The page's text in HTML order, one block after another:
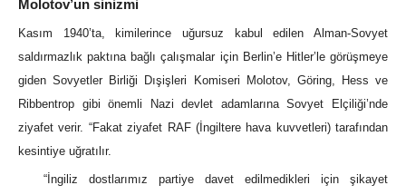
Molotov’un sinizmi
Kasım 1940’ta, kimilerince uğursuz kabul edilen Alman-Sovyet
saldırmazlık paktına bağlı çalışmalar için Berlin’e Hitler’le görüşmeye
giden Sovyetler Birliği Dışişleri Komiseri Molotov, Göring, Hess ve
Ribbentrop gibi önemli Nazi devlet adamlarına Sovyet Elçiliği’nde
ziyafet verir. “Fakat ziyafet RAF (İngiltere hava kuvvetleri) tarafından
kesintiye uğratılır.
“İngiliz dostlarımız partiye davet edilmedikleri için şikayet